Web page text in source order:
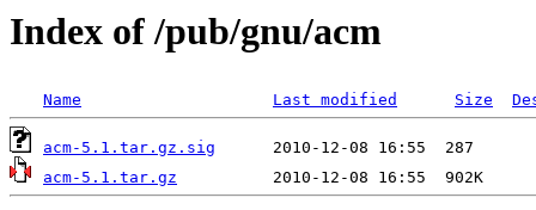
Index of /pub/gnu/acm
Name Last modified Size
acm-5.1.tar.gz.sig
acm-5.1.tar.gz